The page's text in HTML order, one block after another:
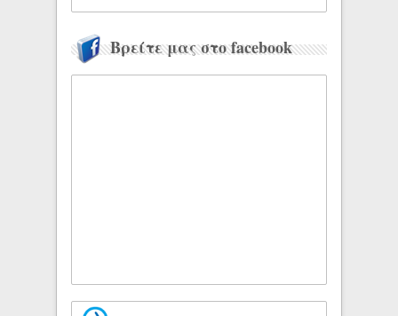
Βρείτε μας στο facebook